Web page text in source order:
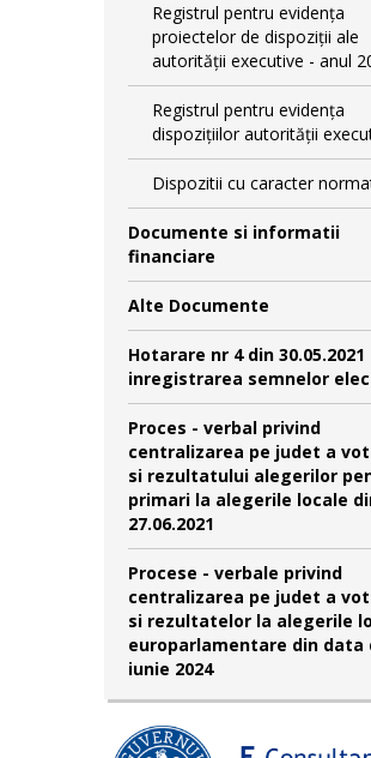
Registrul pentru evidența
proiectelor de dispoziții ale
autorității executive - anul
Registrul pentru evidența
dispozițiilor autorității
Dispozitii cu caracter
Documente si informatii
financiare
Alte Documente
Hotarare nr 4 din
inregistrarea semnelor
Proces - verbal privind
centralizarea pe judet a
si rezultatului alegerilor
primari la alegerile locale
27.06.2021
Procese - verbale privind
centralizarea pe judet a
si rezultatelor la alegerile
europarlamentare din data
iunie 2024